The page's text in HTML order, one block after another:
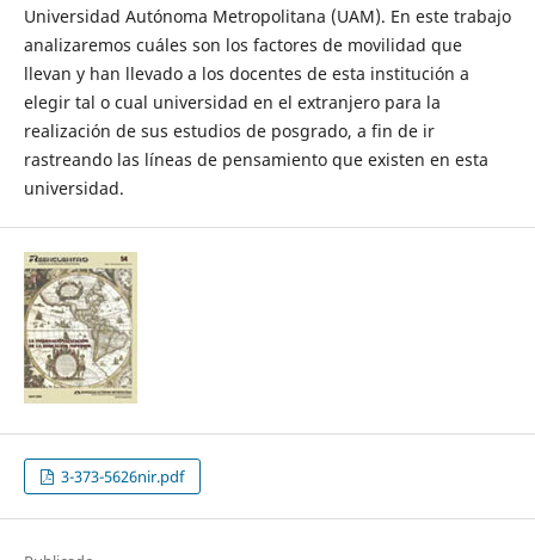
Universidad Autónoma Metropolitana (UAM). En este trabajo
analizaremos cuáles son los factores de movilidad que
llevan y han llevado a los docentes de esta institución a
elegir tal o cual universidad en el extranjero para la
realización de sus estudios de posgrado, a fin de ir
rastreando las líneas de pensamiento que existen en esta
universidad.
3-373-5626nir.pdf